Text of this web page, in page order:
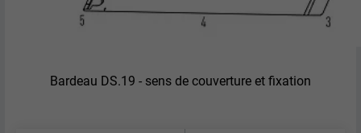
Bardeau DS.19 - sens de couverture et fixation